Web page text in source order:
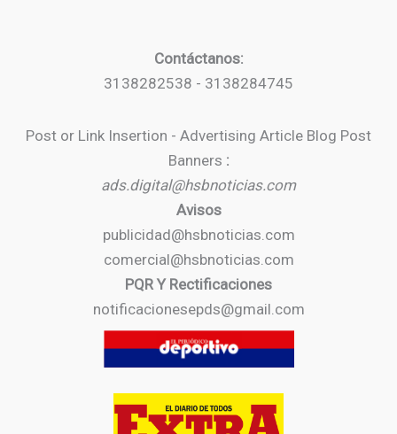
Contáctanos:
3138282538 - 3138284745
Post or Link Insertion - Advertising Article Blog Post
Banners :
ads.digital@hsbnoticias.com
Avisos
publicidad@hsbnoticias.com
comercial@hsbnoticias.com
PQR Y Rectificaciones
notificacionesepds@gmail.com